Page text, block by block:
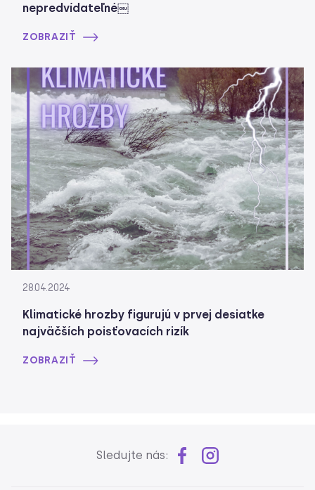
nepredvídateľné￼
ZOBRAZIŤ
28.04.2024
Klimatické hrozby figurujú v prvej desiatke
najväčších poisťovacích rizík
ZOBRAZIŤ
Sledujte nás: